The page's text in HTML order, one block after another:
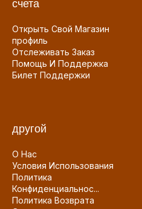
счета
Открыть Свой Магазин
профиль
Отслеживать Заказ
Помощь И Поддержка
Билет Поддержки
другой
О Нас
Условия Использования
Политика
Конфиденциальнос...
Политика Возврата